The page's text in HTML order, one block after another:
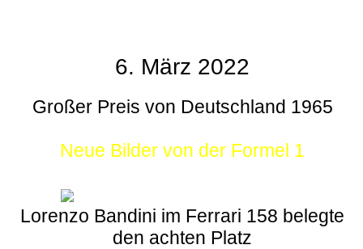
6. März 2022
Großer Preis von Deutschland 1965
Neue Bilder von der Formel 1
Lorenzo Bandini im Ferrari 158 belegte
den achten Platz